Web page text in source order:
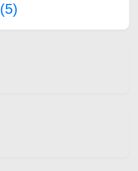
(5)